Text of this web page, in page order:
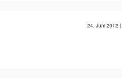
24. Juni 2012 |